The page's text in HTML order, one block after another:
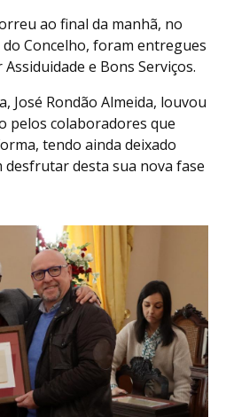
ao final da manhã, no
Concelho, foram entregues
e Bons Serviços.
José Rondão Almeida, louvou
pelos colaboradores que
tendo ainda deixado
desta sua nova fase